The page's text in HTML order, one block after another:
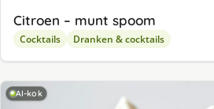
Citroen – munt spoom
Cocktails Dranken & cocktails
AI-kok